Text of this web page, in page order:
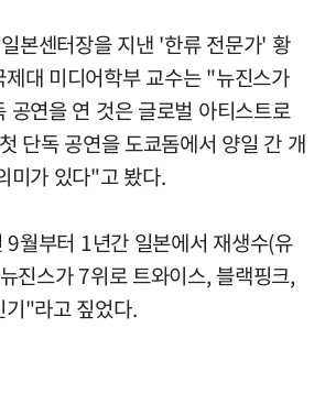
본센터장을 지낸 '한류 전문가' 황
대 미디어학부 교수는 "뉴진스가
공연을 연 것은 글로벌 아티스트로
단독 공연을 도쿄돔에서 양일 간 개
미가 있다"고 봤다.
월부터 1년간 일본에서 재생수(유
진스가 7위로 트와이스, 블랙핑크,
기"라고 짚었다.